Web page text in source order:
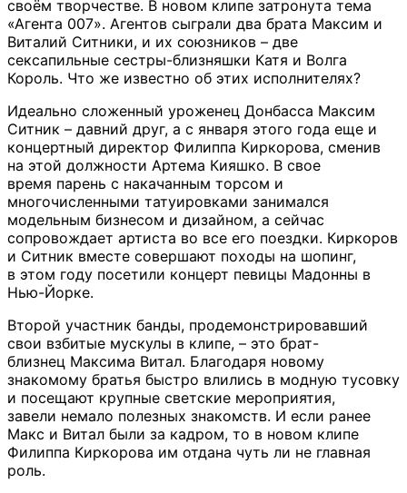
своём творчестве. В новом клипе затронута тема
«Агента 007». Агентов сыграли два брата Максим и
Виталий Ситники, и их союзников – две
сексапильные сестры-близняшки Катя и Волга
Король. Что же известно об этих исполнителях?
Идеально сложенный уроженец Донбасса Максим
Ситник – давний друг, а с января этого года еще и
концертный директор Филиппа Киркорова, сменив
на этой должности Артема Кияшко. В свое
время парень с накачанным торсом и
многочисленными татуировками занимался
модельным бизнесом и дизайном, а сейчас
сопровождает артиста во все его поездки. Киркоров
и Ситник вместе совершают походы на шопинг,
в этом году посетили концерт певицы Мадонны в
Нью-Йорке.
Второй участник банды, продемонстрировавший
свои взбитые мускулы в клипе, – это брат-
близнец Максима Витал. Благодаря новому
знакомому братья быстро влились в модную тусовку
и посещают крупные светские мероприятия,
завели немало полезных знакомств. И если ранее
Макс и Витал были за кадром, то в новом клипе
Филиппа Киркорова им отдана чуть ли не главная
роль.